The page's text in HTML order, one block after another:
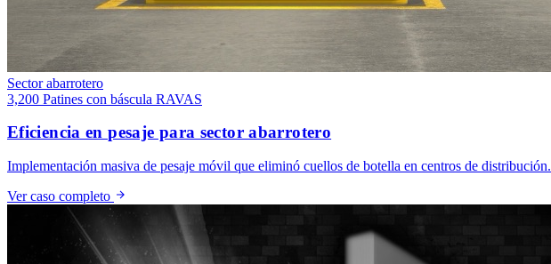
Sector abarrotero
3,200 Patines con báscula RAVAS
Eficiencia en pesaje para sector abarrotero
Implementación masiva de pesaje móvil que eliminó cuellos de botella en centros de distribución.
Ver caso completo